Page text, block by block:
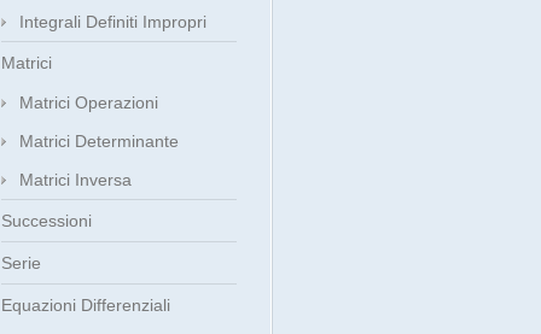
Integrali Definiti Impropri
Matrici
Matrici Operazioni
Matrici Determinante
Matrici Inversa
Successioni
Serie
Equazioni Differenziali